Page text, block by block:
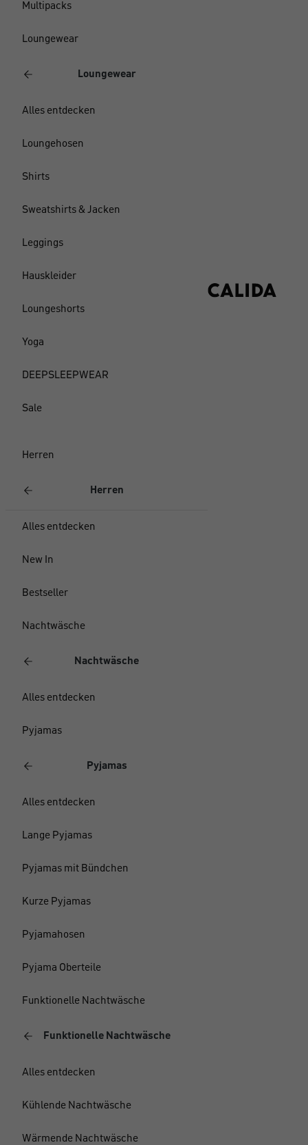
Multipacks
Loungewear
Loungewear
Alles entdecken
Loungehosen
Shirts
Sweatshirts & Jacken
Leggings
Hauskleider
Loungeshorts
Yoga
DEEPSLEEPWEAR
Sale
Herren
Herren
Alles entdecken
New In
Bestseller
Nachtwäsche
Nachtwäsche
Alles entdecken
Pyjamas
Pyjamas
Alles entdecken
Lange Pyjamas
Pyjamas mit Bündchen
Kurze Pyjamas
Pyjamahosen
Pyjama Oberteile
Funktionelle Nachtwäsche
Funktionelle Nachtwäsche
Alles entdecken
Kühlende Nachtwäsche
Wärmende Nachtwäsche